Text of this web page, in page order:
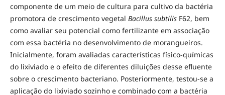
componente de um meio de cultura para cultivo da bactéria
promotora de crescimento vegetal Bacillus subtilisF62, bem
como avaliar seu potencial como fertilizante em associação
com essa bactéria no desenvolvimento de morangueiros.
Inicialmente, foram avaliadas características físico-químicas
do lixiviado e o efeito de diferentes diluições desse efluente
sobre o crescimento bacteriano. Posteriormente, testou-se a
aplicação do lixiviado sozinho e combinado com a bactéria